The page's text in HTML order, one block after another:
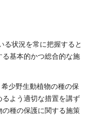
る状況を常に把握すると
基本的かつ総合的な施
少野生動植物の種の保
よう適切な措置を講ず
種の保護に関する施策